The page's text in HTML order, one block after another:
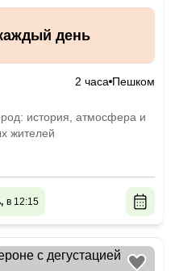
день
2 часа Пешком
история, атмосфера и
жителей
в 12:15